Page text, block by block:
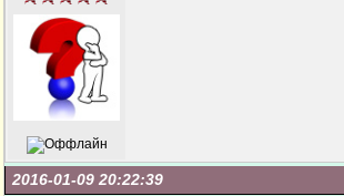
2016-01-09 20:22:39